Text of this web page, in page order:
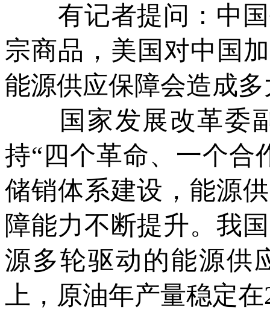
有记者提问：中国
宗商品，美国对中国
能源供应保障会造成
国家发展改革委副
持“四个革命、一个合
储销体系建设，能源
障能力不断提升。我
源多轮驱动的能源供
上，原油年产量稳定